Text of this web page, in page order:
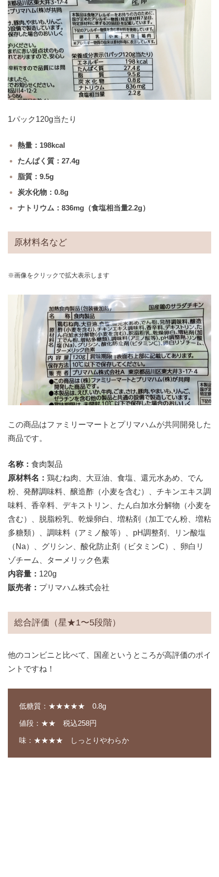
1パック120g当たり
熱量：198kcal
たんぱく質：27.4g
脂質：9.5g
炭水化物：0.8g
ナトリウム：836mg（食塩相当量2.2g）
原材料名など
※画像をクリックで拡大表示します
この商品はファミリーマートとプリマハムが共同開発した
商品です。
名称： 食肉製品
原材料名： 鶏むね肉、大豆油、食塩、還元水あめ、でん
粉、発酵調味料、醸造酢（小麦を含む）、チキンエキス調
味料、香辛料、デキストリン、たん白加水分解物（小麦を
含む）、脱脂粉乳、乾燥卵白、増粘剤（加工でん粉、増粘
多糖類）、調味料（アミノ酸等）、pH調整剤、リン酸塩
（Na）、グリシン、酸化防止剤（ビタミンC）、卵白リ
ゾチーム、ターメリック色素
内容量： 120g
販売者： プリマハム株式会社
総合評価（星★1〜5段階）
他のコンビニと比べて、国産というところが高評価のポイ
ントですね！
低糖質：★★★★★ 0.8g
値段：★★ 税込258円
味：★★★★ しっとりやわらか